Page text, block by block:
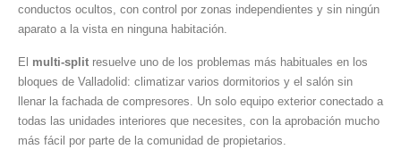
conductos ocultos, con control por zonas independientes y sin ningún
aparato a la vista en ninguna habitación.
El multi-split resuelve uno de los problemas más habituales en los
bloques de Valladolid: climatizar varios dormitorios y el salón sin
llenar la fachada de compresores. Un solo equipo exterior conectado a
todas las unidades interiores que necesites, con la aprobación mucho
más fácil por parte de la comunidad de propietarios.